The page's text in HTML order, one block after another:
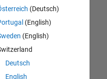
(Deutsch)
(English)
(English)
Deutsch
English